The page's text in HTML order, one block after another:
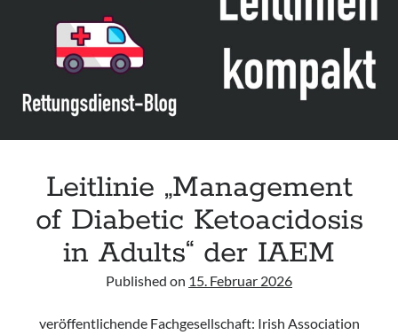
acute respiratory failure“ der Polish Society of Anaesthesiology and
Intensive Therapy
Leitlinie „Management of Hypercalcaemia in Adult Patients in the
Emergency Department“ der IAEM
Leitlinie „Behavioural Emergencies in Emergency Departments“ der IFEM
Leitlinie „Management of Acute Upper Gastrointestinal Bleeding in the
Emergency Department“ der IAEM
Leitlinie „Management
of Diabetic Ketoacidosis
in Adults“ der IAEM
Published on 15. Februar 2026
veröffentlichende Fachgesellschaft: Irish Association